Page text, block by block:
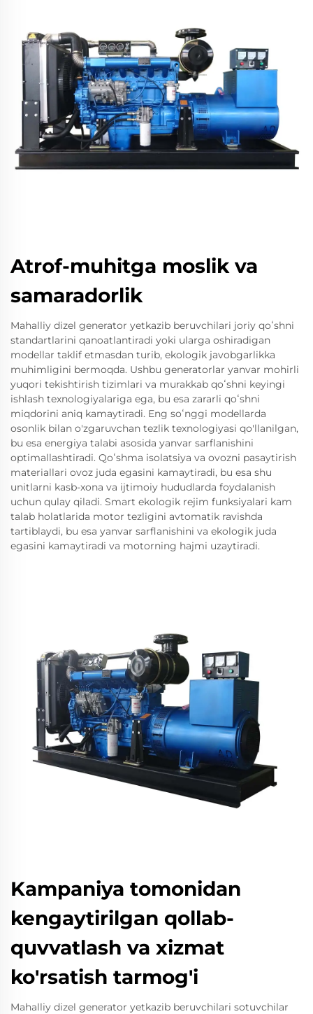
Atrof-muhitga moslik va
samaradorlik
Mahalliy dizel generator yetkazib beruvchilari joriy qoʻshni
standartlarini qanoatlantiradi yoki ularga oshiradigan
modellar taklif etmasdan turib, ekologik javobgarlikka
muhimligini bermoqda. Ushbu generatorlar yanvar mohirli
yuqori tekishtirish tizimlari va murakkab qoʻshni keyingi
ishlash texnologiyalariga ega, bu esa zararli qoʻshni
miqdorini aniq kamaytiradi. Eng soʻnggi modellarda
osonlik bilan o'zgaruvchan tezlik texnologiyasi qo'llanilgan,
bu esa energiya talabi asosida yanvar sarflanishini
optimallashtiradi. Qoʻshma isolatsiya va ovozni pasaytirish
materiallari ovoz juda egasini kamaytiradi, bu esa shu
unitlarni kasb-xona va ijtimoiy hududlarda foydalanish
uchun qulay qiladi. Smart ekologik rejim funksiyalari kam
talab holatlarida motor tezligini avtomatik ravishda
tartiblaydi, bu esa yanvar sarflanishini va ekologik juda
egasini kamaytiradi va motorning hajmi uzaytiradi.
Kampaniya tomonidan
kengaytirilgan qollab-
quvvatlash va xizmat
ko'rsatish tarmog'i
Mahalliy dizel generator yetkazib beruvchilari sotuvchilar